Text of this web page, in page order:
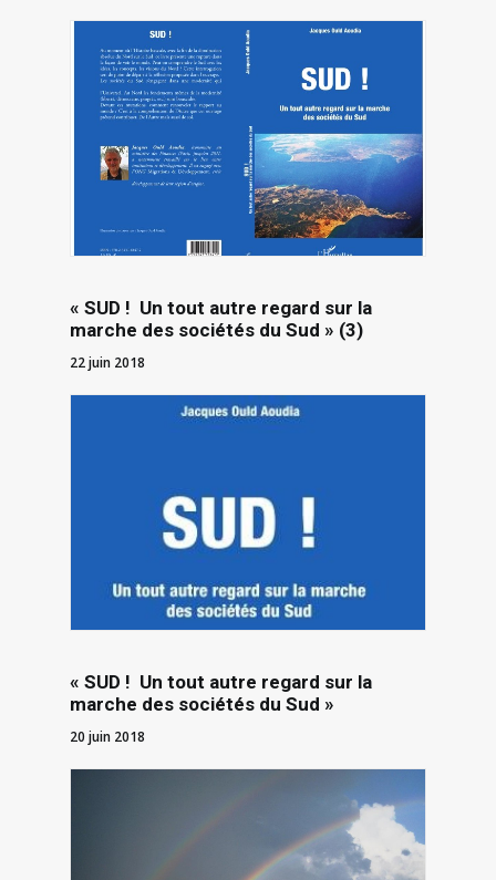
« SUD ! Un tout autre regard sur la
marche des sociétés du Sud » (3)
22 juin 2018
« SUD ! Un tout autre regard sur la
marche des sociétés du Sud »
20 juin 2018